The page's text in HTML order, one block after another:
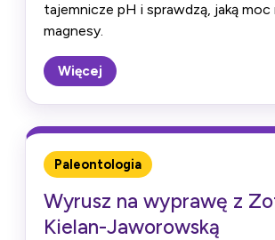
tajemnicze pH i sprawdzą, jaką moc
magnesy.
Więcej
Paleontologia
Wyrusz na wyprawę z
Kielan-Jaworowską